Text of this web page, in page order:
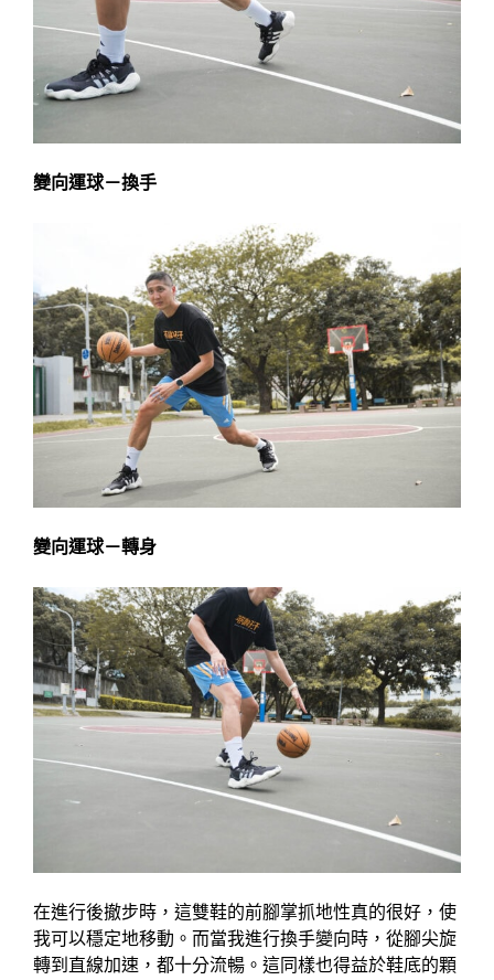
變向運球－換手
變向運球－轉身
在進行後撤步時，這雙鞋的前腳掌抓地性真的很好，使
我可以穩定地移動。而當我進行換手變向時，從腳尖旋
轉到直線加速，都十分流暢。這同樣也得益於鞋底的顆